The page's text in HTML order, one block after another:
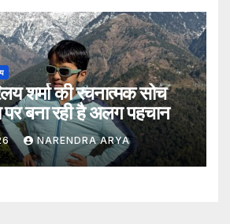
शर्मा की रचनात्मक सोच
पर बना रही है अलग पहचान
NARENDRA ARYA